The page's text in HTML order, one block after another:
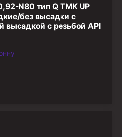
N80 тип Q ТМК UP
без высадки с
высадкой с резьбой API